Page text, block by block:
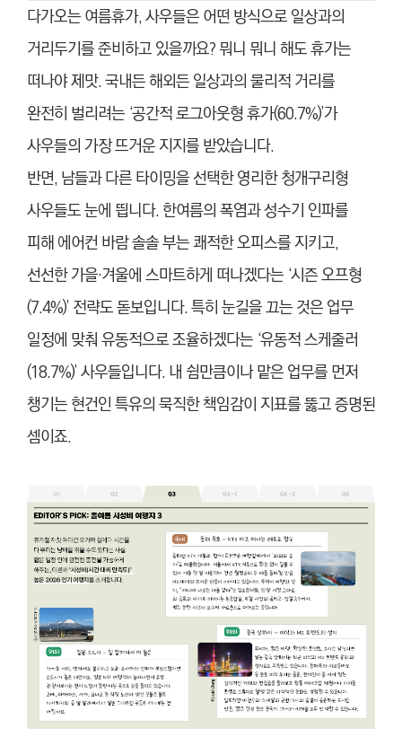
다가오는 여름휴가, 사우들은 어떤 방식으로 일상과의
거리두기를 준비하고 있을까요? 뭐니 뭐니 해도 휴가는
떠나야 제맛. 국내든 해외든 일상과의 물리적 거리를
완전히 벌리려는 ‘공간적 로그아웃형 휴가(60.7%)’가
사우들의 가장 뜨거운 지지를 받았습니다.
반면, 남들과 다른 타이밍을 선택한 영리한 청개구리형
사우들도 눈에 띕니다. 한여름의 폭염과 성수기 인파를
피해 에어컨 바람 솔솔 부는 쾌적한 오피스를 지키고,
선선한 가을·겨울에 스마트하게 떠나겠다는 ‘시즌 오프형
(7.4%)’ 전략도 돋보입니다. 특히 눈길을 끄는 것은 업무
일정에 맞춰 유동적으로 조율하겠다는 ‘유동적 스케줄러
(18.7%)’ 사우들입니다. 내 쉼만큼이나 맡은 업무를 먼저
챙기는 현건인 특유의 묵직한 책임감이 지표를 뚫고 증명된
셈이죠.